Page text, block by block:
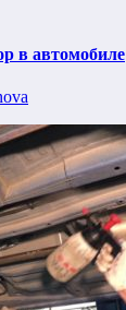
в автомобиле